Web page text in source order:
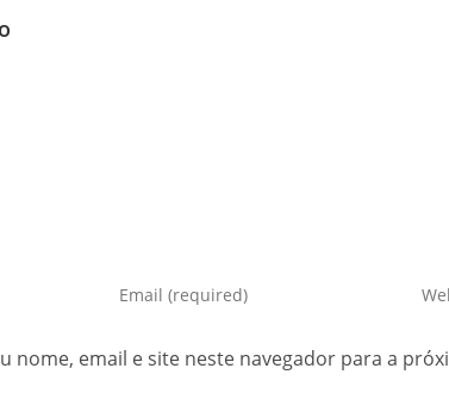
nome, email e site neste navegador para a